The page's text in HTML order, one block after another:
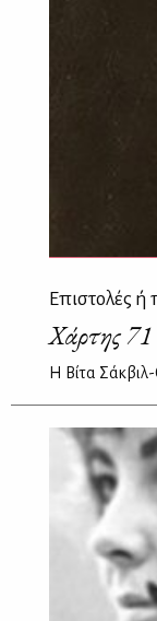
Επιστολές ή
Χάρτης 71
Η Βίτα